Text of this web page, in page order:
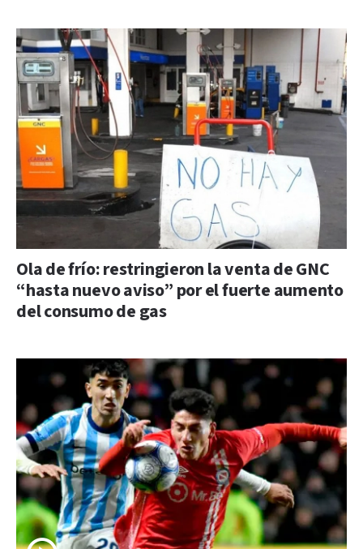
Ola de frío: restringieron la venta de GNC
“hasta nuevo aviso” por el fuerte aumento
del consumo de gas